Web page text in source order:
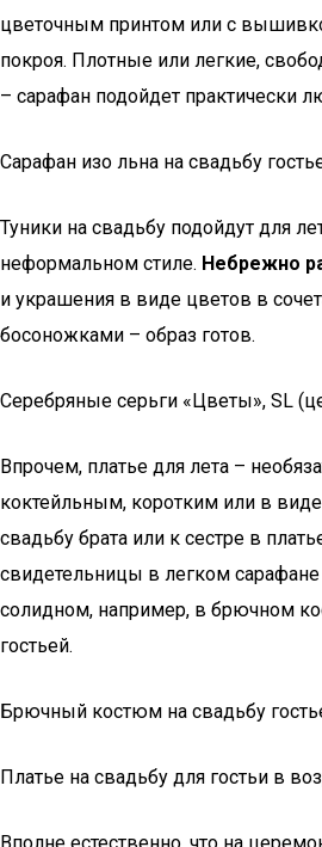
цветочным принтом или с
покроя. Плотные или легкие,
– сарафан подойдет практически
Сарафан изо льна на свадьбу
Туники на свадьбу подойдут для
неформальном стиле. Небрежно
и украшения в виде цветов в
босоножками – образ готов.
Серебряные серьги «Цветы», SL
Впрочем, платье для лета –
коктейльным, коротким или в
свадьбу брата или к сестре в
свидетельницы в легком
солидном, например, в брючном
гостьей.
Брючный костюм на свадьбу
Платье на свадьбу для гостьи в